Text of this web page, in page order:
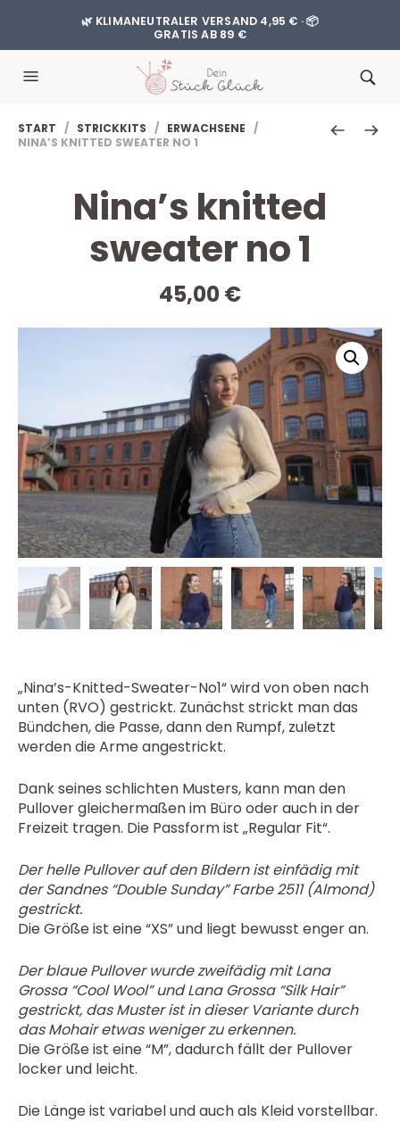
🌿 KLIMANEUTRALER VERSAND 4,95 € · 📦
GRATIS AB 89 €
START / STRICKKITS / ERWACHSENE /
NINA’S KNITTED SWEATER NO 1
Nina’s knitted
sweater no 1
45,00€
„Nina’s-Knitted-Sweater-No1“ wird von oben nach
unten (RVO) gestrickt. Zunächst strickt man das
Bündchen, die Passe, dann den Rumpf, zuletzt
werden die Arme angestrickt.
Dank seines schlichten Musters, kann man den
Pullover gleichermaßen im Büro oder auch in der
Freizeit tragen. Die Passform ist „Regular Fit“.
Der helle Pullover auf den Bildern ist einfädig mit
der Sandnes “Double Sunday” Farbe 2511 (Almond)
gestrickt.
Die Größe ist eine “XS” und liegt bewusst enger an.
Der blaue Pullover wurde zweifädig mit Lana
Grossa “Cool Wool” und Lana Grossa “Silk Hair”
gestrickt, das Muster ist in dieser Variante durch
das Mohair etwas weniger zu erkennen.
Die Größe ist eine “M”, dadurch fällt der Pullover
locker und leicht.
Die Länge ist variabel und auch als Kleid vorstellbar.